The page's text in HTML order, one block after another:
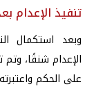
تنفيذ الإعدام
وبعد استكمال
الإعدام شنقًا،
على الحكم